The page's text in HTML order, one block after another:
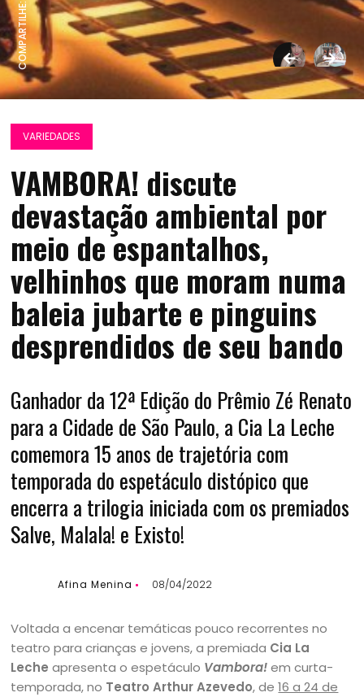
COMPARTILHE:
VARIEDADES
VAMBORA! discute
devastação ambiental por
meio de espantalhos,
velhinhos que moram numa
baleia jubarte e pinguins
desprendidos de seu bando
Ganhador da 12ª Edição do Prêmio Zé Renato
para a Cidade de São Paulo, a Cia La Leche
comemora 15 anos de trajetória com
temporada do espetáculo distópico que
encerra a trilogia iniciada com os premiados
Salve, Malala! e Existo!
Afina Menina 08/04/2022
Voltada a encenar temáticas pouco recorrentes no
teatro para crianças e jovens, a premiada Cia La
Leche apresenta o espetáculo Vambora!em curta-
temporada, no Teatro Arthur Azevedo, de16 a 24 de